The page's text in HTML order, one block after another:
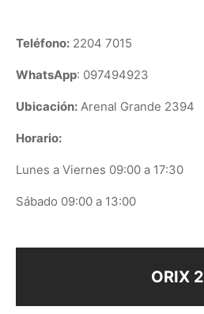
Teléfono: 2204 7015
WhatsApp: 097494923
Ubicación: Arenal Grande 2394
Horario:
Lunes a Viernes 09:00 a 17:30
Sábado 09:00 a 13:00
ORIX 2